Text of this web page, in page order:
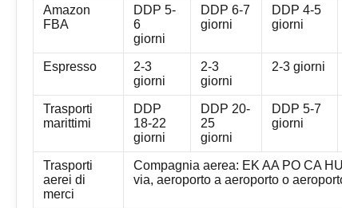
Amazon
FBA
DDP 5-
6
giorni
DDP 6-7
giorni
DDP 4-5
giorni
Espresso
2-3
giorni
2-3
giorni
2-3 giorni
Trasporti
marittimi
DDP
18-22
giorni
DDP 20-
25
giorni
DDP 5-7
giorni
Trasporti
aerei di
merci
Compagnia aerea: EK AA PO CA
via, aeroporto a aeroporto o